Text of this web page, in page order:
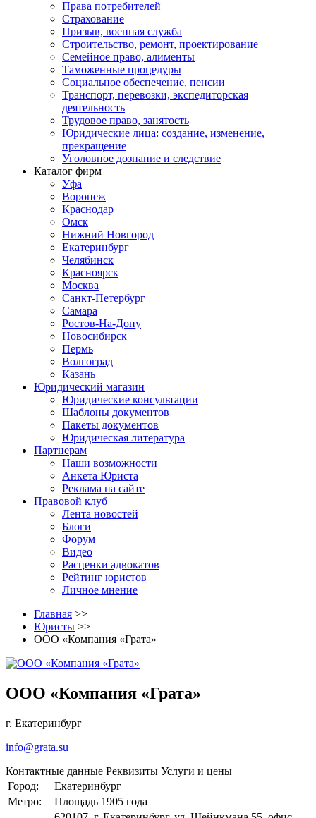
Права потребителей
Страхование
Призыв, военная служба
Строительство, ремонт, проектирование
Семейное право, алименты
Таможенные процедуры
Социальное обеспечение, пенсии
Транспорт, перевозки, экспедиторская
деятельность
Трудовое право, занятость
Юридические лица: создание, изменение,
прекращение
Уголовное дознание и следствие
Каталог фирм
Уфа
Воронеж
Краснодар
Омск
Нижний Новгород
Екатеринбург
Челябинск
Красноярск
Москва
Санкт-Петербург
Самара
Ростов-На-Дону
Новосибирск
Пермь
Волгоград
Казань
Юридический магазин
Юридические консультации
Шаблоны документов
Пакеты документов
Юридическая литература
Партнерам
Наши возможности
Анкета Юриста
Реклама на сайте
Правовой клуб
Лента новостей
Блоги
Форум
Видео
Расценки адвокатов
Рейтинг юристов
Личное мнение
Главная >>
Юристы >>
ООО «Компания «Грата»
ООО «Компания «Грата»
г. Екатеринбург
info@grata.su
Контактные данные Реквизиты Услуги и цены
Город:
Екатеринбург
Метро:
Площадь 1905 года